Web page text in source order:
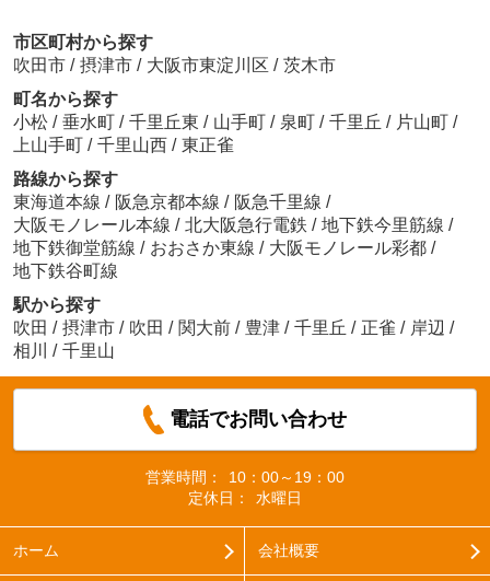
市区町村から探す
吹田市 / 摂津市 / 大阪市東淀川区 / 茨木市
町名から探す
小松 / 垂水町 / 千里丘東 / 山手町 / 泉町 / 千里丘 / 片山町 /
上山手町 / 千里山西 / 東正雀
路線から探す
東海道本線 / 阪急京都本線 / 阪急千里線 /
大阪モノレール本線 / 北大阪急行電鉄 / 地下鉄今里筋線 /
地下鉄御堂筋線 / おおさか東線 / 大阪モノレール彩都 /
地下鉄谷町線
駅から探す
吹田 / 摂津市 / 吹田 / 関大前 / 豊津 / 千里丘 / 正雀 / 岸辺 /
相川
/ 千里山
電話でお問い合わせ
営業時間：
10：00～19：00
定休日：
水曜日
ホーム 会社概要